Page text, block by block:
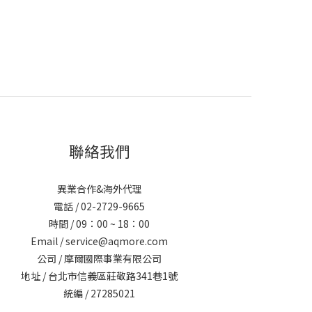
聯絡我們
異業合作&海外代理
電話 / 02-2729-9665
時間 / 09：00 ~ 18：00
Email / service@aqmore.com
公司 / 摩爾國際事業有限公司
地址 / 台北市信義區莊敬路341巷1號
統編 / 27285021